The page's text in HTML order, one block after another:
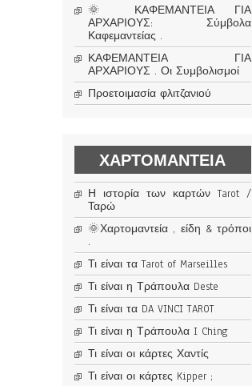
🌞 ΚΑΦΕΜΑΝΤΕΙΑ ΓΙΑ
ΑΡΧΑΡΙΟΥΣ: Σύμβολα
Καφεμαντείας .
ΚΑΦΕΜΑΝΤΕΙΑ ΓΙΑ
ΑΡΧΑΡΙΟΥΣ . Οι Συμβολισμοί
Προετοιμασία φλιτζανιού
ΧΑΡΤΟΜΑΝΤΕΊΑ
Η ιστορία των καρτών Tarot /
Ταρώ
🌞Χαρτομαντεία , είδη & τρόποι
.
Τι είναι τα Tarot of Marseilles
Τι είναι η Τράπουλα Deste
Τι είναι τα DA VINCI TAROT
Τι είναι η Τράπουλα I Ching
Τι είναι οι κάρτες Χαντίς
Τι είναι οι κάρτες Kipper ;